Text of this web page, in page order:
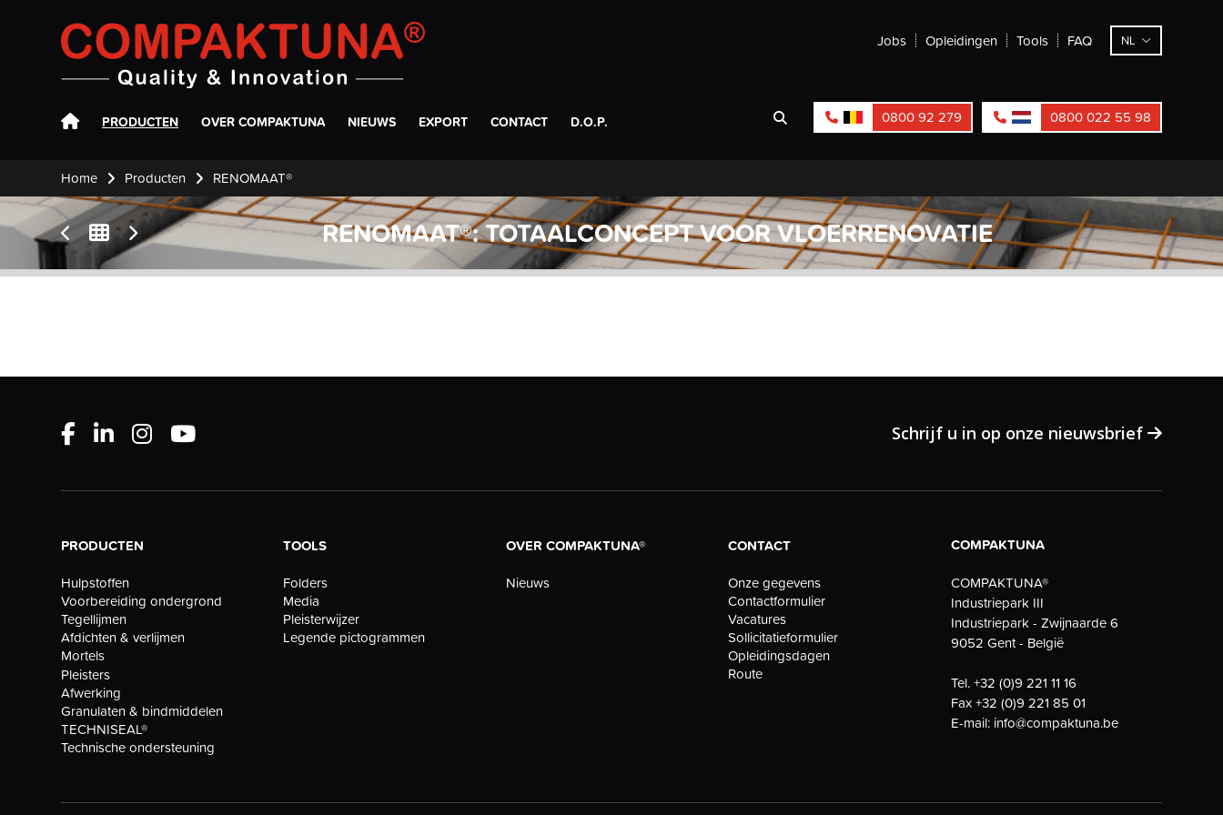
Compaktuna Jobs Opleidingen Tools FAQ NL
PRODUCTEN OVER COMPAKTUNA NIEUWS EXPORT CONTACT D.O.P. 0800 92 279 0800 022 55 98
Home Producten RENOMAAT®
RENOMAAT®: TOTAALCONCEPT VOOR VLOERRENOVATIE
Schrijf u in op onze nieuwsbrief
PRODUCTEN
Hulpstoffen
Voorbereiding ondergrond
Tegellijmen
Afdichten & verlijmen
Mortels
Pleisters
Afwerking
Granulaten & bindmiddelen
TECHNISEAL®
Technische ondersteuning
TOOLS
Folders
Media
Pleisterwijzer
Legende pictogrammen
OVER COMPAKTUNA®
Nieuws
CONTACT
Onze gegevens
Contactformulier
Vacatures
Sollicitatieformulier
Opleidingsdagen
Route
COMPAKTUNA
COMPAKTUNA®
Industriepark III
Industriepark - Zwijnaarde 6
9052 Gent - België
Tel.+32 (0)9 221 11 16
Fax+32 (0)9 221 85 01
E-mail: info@compaktuna.be